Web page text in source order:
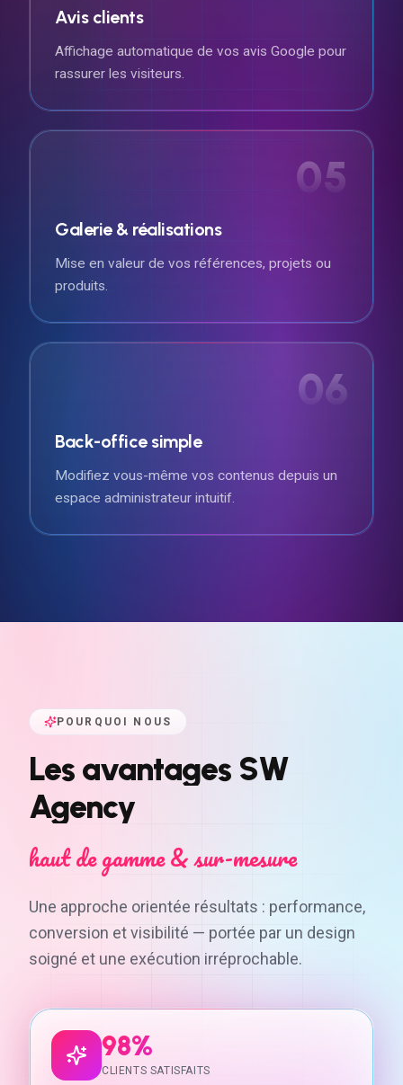
Avis clients
Affichage automatique de vos avis Google pour
rassurer les visiteurs.
05
Galerie & réalisations
Mise en valeur de vos références, projets ou
produits.
06
Back-office simple
Modifiez vous-même vos contenus depuis un
espace administrateur intuitif.
POURQUOI NOUS
Les avantages SW
Agency
haut de gamme & sur-mesure
Une approche orientée résultats : performance,
conversion et visibilité — portée par un design
soigné et une exécution irréprochable.
98%
CLIENTS SATISFAITS